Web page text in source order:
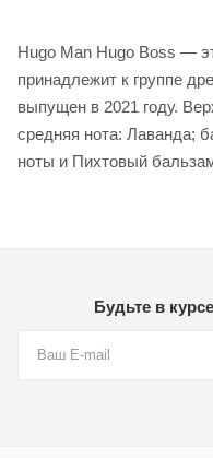
Hugo Man Hugo Boss —
принадлежит к группе
выпущен в 2021 году.
средняя нота: Лаванда;
ноты и Пихтовый
Будьте в